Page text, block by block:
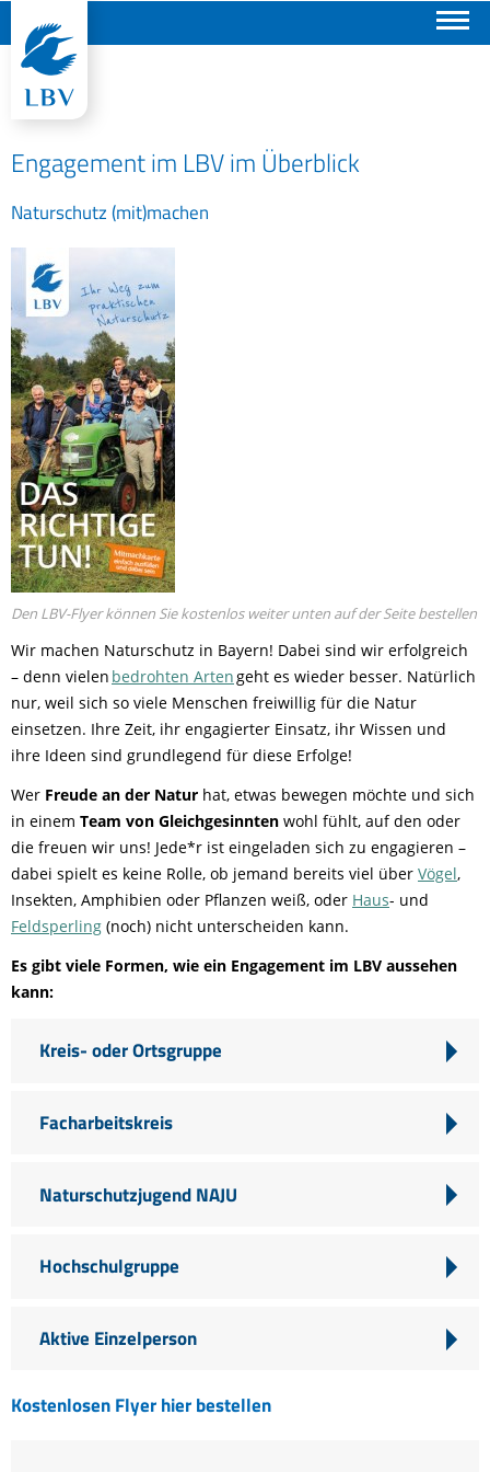
Engagement im LBV im Überblick
Naturschutz (mit)machen
Den LBV-Flyer können Sie kostenlos weiter unten auf der Seite bestellen
Wir machen Naturschutz in Bayern! Dabei sind wir erfolgreich
– denn vielen bedrohten Artengeht es wieder besser. Natürlich
nur, weil sich so viele Menschen freiwillig für die Natur
einsetzen. Ihre Zeit, ihr engagierter Einsatz, ihr Wissen und
ihre Ideen sind grundlegend für diese Erfolge!
Wer Freude an der Natur hat, etwas bewegen möchte und sich
in einem Team von Gleichgesinnten wohl fühlt, auf den oder
die freuen wir uns! Jede*r ist eingeladen sich zu engagieren –
dabei spielt es keine Rolle, ob jemand bereits viel über Vögel,
Insekten, Amphibien oder Pflanzen weiß, oder Haus- und
Feldsperling (noch) nicht unterscheiden kann.
Es gibt viele Formen, wie ein Engagement im LBV aussehen
kann:
Kreis- oder Ortsgruppe
Facharbeitskreis
Naturschutzjugend NAJU
Hochschulgruppe
Aktive Einzelperson
Kostenlosen Flyer hier bestellen